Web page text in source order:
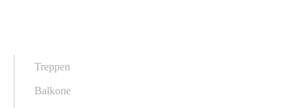
Treppen
Balkone